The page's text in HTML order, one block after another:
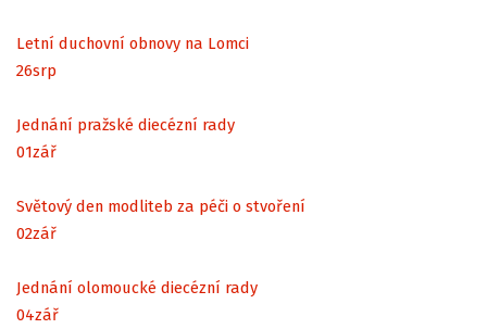
Letní duchovní obnovy na Lomci
26srp
Jednání pražské diecézní rady
01zář
Světový den modliteb za péči o stvoření
02zář
Jednání olomoucké diecézní rady
04zář